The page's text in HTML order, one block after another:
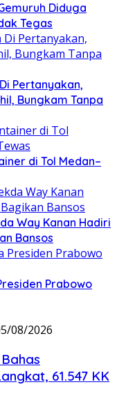
Diduga
Tegas
Pertanyakan,
Bungkam Tanpa
di Tol Medan–
Way Kanan Hadiri
Bansos
Prabowo
08/2026
61.547 KK